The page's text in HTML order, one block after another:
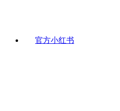
官方小红书